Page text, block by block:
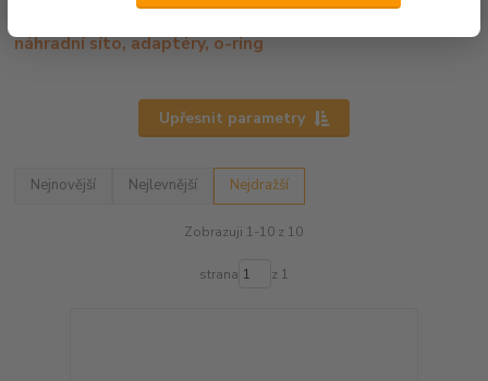
náhradní síto, adaptéry, o-ring
Upřesnit parametry
Nejnovější Nejlevnější Nejdražší
Zobrazuji 1-10 z 10
strana z 1